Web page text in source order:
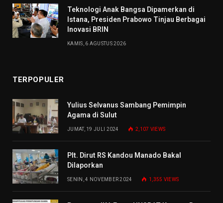
Teknologi Anak Bangsa Dipamerkan di
Istana, Presiden Prabowo Tinjau Berbagai
Inovasi BRIN
KAMIS, 6 AGUSTUS 2026
TERPOPULER
Yulius Selvanus Sambang Pemimpin
Agama di Sulut
JUMAT, 19 JULI 2024 2,107 VIEWS
Plt. Dirut RS Kandou Manado Bakal
Dilaporkan
SENIN, 4 NOVEMBER 2024 1,355 VIEWS